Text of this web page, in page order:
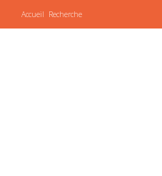
Accueil Recherche